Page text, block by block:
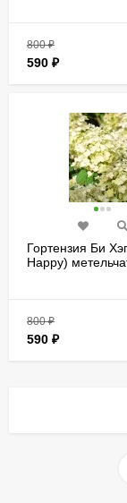
800₽
590 ₽
Гортензия Би
Happy)
800₽
590 ₽